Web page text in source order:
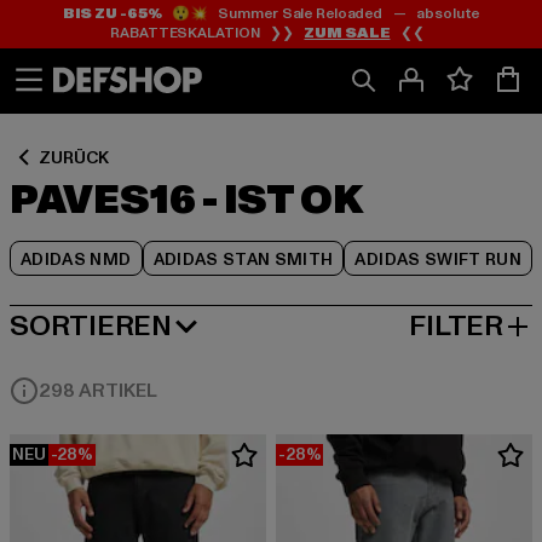
Zum
Inhalt
springen
Zum
Fußzeile
springen
BIS ZU -65%😲💥 Summer Sale Reloaded — absolute
RABATTESKALATION ❯❯ ZUM SALE ❮❮
ZURÜCK
PAVES16 - IST OK
ADIDAS NMD ADIDAS STAN SMITH ADIDAS SWIFT RUN
Zum
Produktraster
springen
SORTIEREN
BELIEBTESTE FILTER
298 ARTIKEL
NEU -28% -28%